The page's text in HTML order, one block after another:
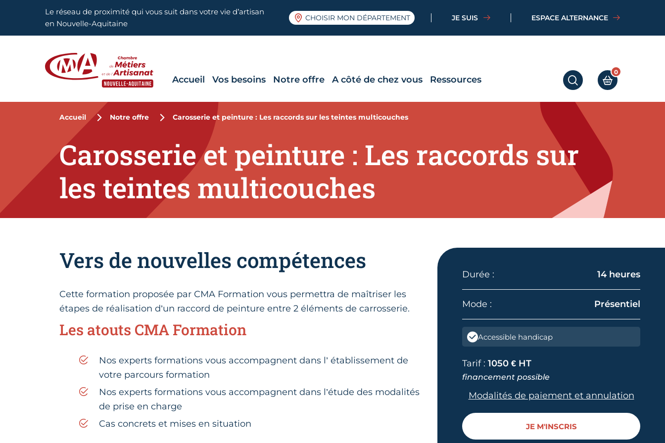
Aller en haut de pageLe réseau de proximité qui vous suit dans votre vie d’artisan
en Nouvelle-Aquitaine
CHOISIR MON DÉPARTEMENT JE SUIS ESPACE ALTERNANCE
RECHERCHERMON PANIER
0
Accueil Vos besoins Notre offre A côté de chez vous Ressources
Accueil Notre offre Carosserie et peinture : Les raccords sur les teintes multicouches
Carosserie et peinture : Les raccords sur
les teintes multicouches
Durée : 14 heures
Mode : Présentiel
Accessible handicap
Tarif : 1050 € HT
financement possible
Modalités de paiement et annulation
JE M'INSCRIS
Vers de nouvelles compétences
Cette formation proposée par CMA Formation vous permettra de maîtriser les
étapes de réalisation d’un raccord de peinture entre 2 éléments de carrosserie.
Les atouts CMA Formation
Nos experts formations vous accompagnent dans l’ établissement de
votre parcours formation
Nos experts formations vous accompagnent dans l’étude des modalités
de prise en charge
Cas concrets et mises en situation